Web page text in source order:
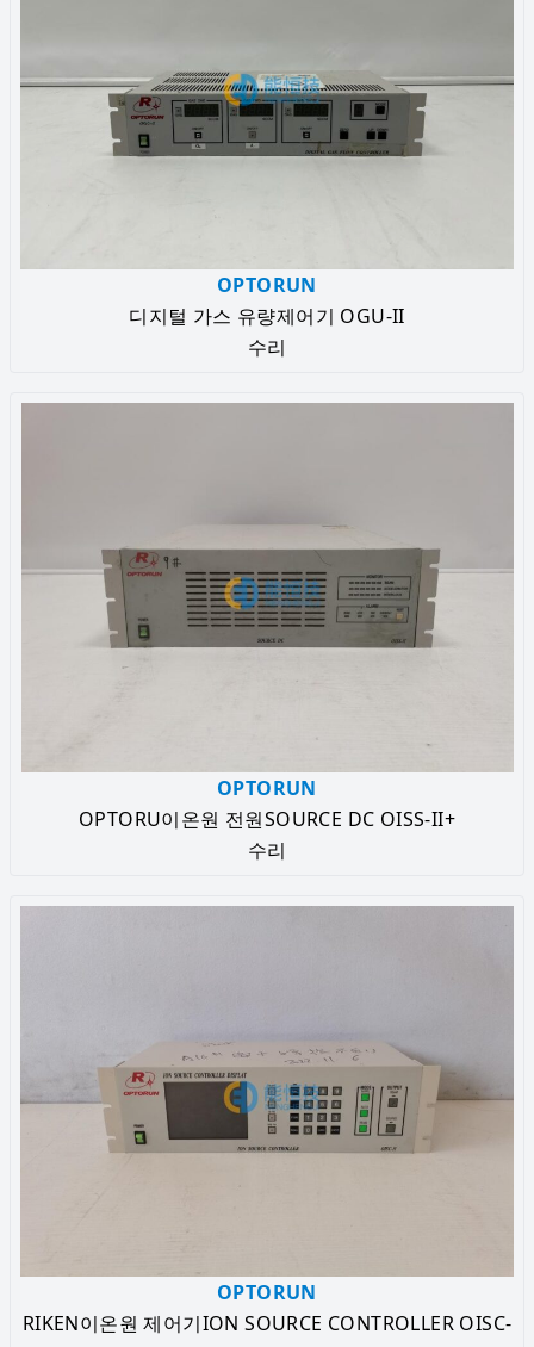
OPTORUN
디지털 가스 유량제어기 OGU-II
수리
OPTORUN
OPTORU이온원 전원SOURCE DC OISS-II+
수리
OPTORUN
RIKEN이온원 제어기ION SOURCE CONTROLLER OISC-